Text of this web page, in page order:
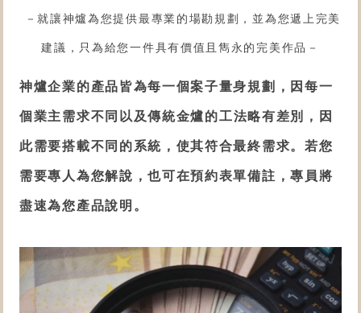
－就讓神爐為您提供最專業的場勘規劃，並為您遞上完美
建議，只為給您一件具有價值且雋永的完美作品－
神爐企業的產品皆為每一個案子量身規劃，因每一
個業主需求不同以及傳統金爐的工法略有差別 ，因
此需要搭載不同的系統，使其符合最終需求。若您
需要專人為您解說，也可在預約表單備註，專員將
盡速為您產品說明。